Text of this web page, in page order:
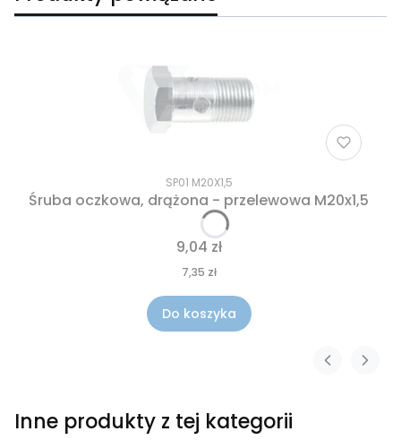
SP01 M20X1,5
Śruba oczkowa, drążona - przelewowa M20x1,5
9,04 zł
7,35 zł
Do koszyka
Inne produkty z tej kategorii